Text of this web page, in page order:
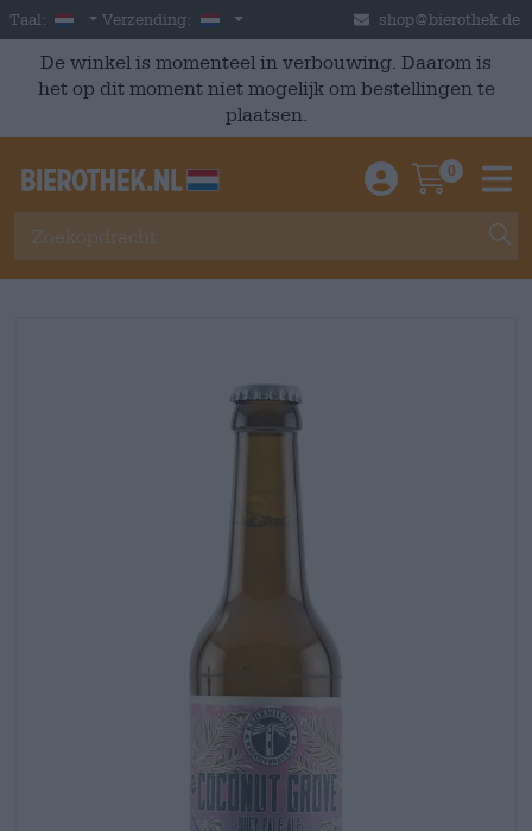
Skip to main content
Taal: Dutch
Verzending: Nederland shop@bierothek.de
De winkel is momenteel in verbouwing. Daarom is
het op dit moment niet mogelijk om bestellingen te
plaatsen.
Einloggen /
0